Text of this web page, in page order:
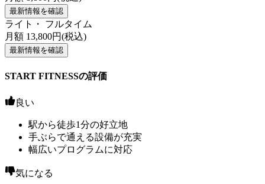
最新情報を確認
ライト・ フルタイム
月額 13,800円(税込)
最新情報を確認
START FITNESSの評価
良い
駅から徒歩1分の好立地
手ぶらで通える設備が充実
幅広いプログラムに対応
気になる